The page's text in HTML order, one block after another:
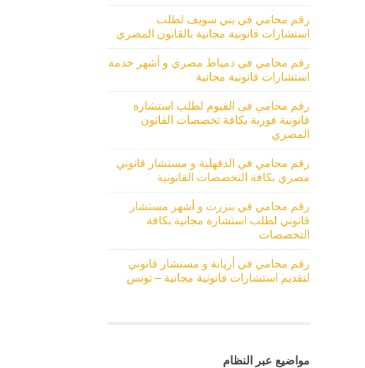
رقم محامي في بني سويف لطلب
استشارات قانونية مجانية بالقانون المصري
رقم محامي في دمياط مصري و أشهر خدمة
استشارات قانونية مجانية
رقم محامي في الفيوم لطلب استشارة
قانونية فورية بكافة تخصصات القانون
المصري
رقم محامي في الدقهلية و مستشار قانوني
مصري بكافة التخصصات القانونية
رقم محامي في بنزرت و أشهر مستشار
قانوني لطلب استشارة مجانية بكافة
التخصصات
رقم محامي في أريانة و مستشار قانوني
لتقديم استشارات قانونية مجانية – تونس
مواضيع عبر النظام